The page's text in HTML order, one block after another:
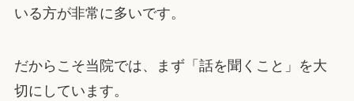
いる方が非常に多いです。
だからこそ当院では、まず「話を聞くこと」を大
切にしています。